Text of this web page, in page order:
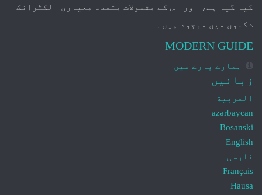
کیا گیا ہے، اور اس کے مشمولات متعدد معیاری الکٹرانک
شکلوں میں موجود ہیں۔
MODERN GUIDE
ہمارے بارے میں
زبانیں
العربية
azərbaycan
Bosanski
English
فارسی
Français
Hausa